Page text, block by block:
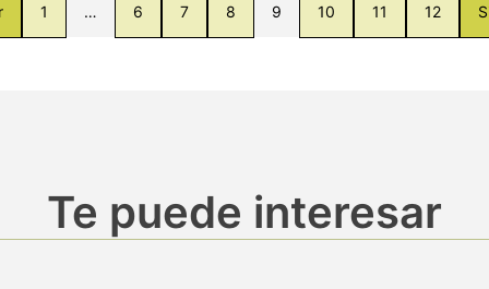
1 … 6 7 8 9 10 11 12
Te puede interesar